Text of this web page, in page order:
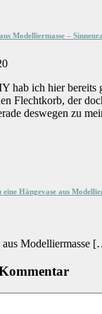
Modelliermasse –
hab ich hier bereits
Flechtkorb, der
deswegen zu
Hängevase aus
Modelliermasse